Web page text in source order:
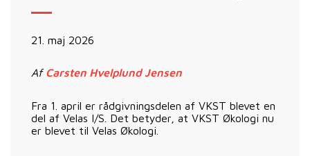
21. maj 2026
Af Carsten Hvelplund Jensen
Fra 1. april er rådgivningsdelen af VKST blevet en
del af Velas I/S. Det betyder, at VKST Økologi nu
er blevet til Velas Økologi.